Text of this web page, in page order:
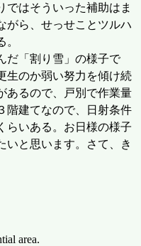
ではそういった補助はま
がら、せっせことツルハ
だ「割り雪」の様子で
生のか弱い努力を傾け続
あるので、戸別で作業量
階建てなので、日射条件
らいある。お日様の様子
いと思います。さて、き
area.